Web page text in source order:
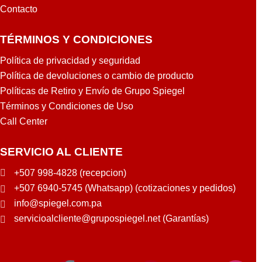
Contacto
TÉRMINOS Y CONDICIONES
Política de privacidad y seguridad
Política de devoluciones o cambio de producto
Políticas de Retiro y Envío de Grupo Spiegel
Términos y Condiciones de Uso
Call Center
SERVICIO AL CLIENTE
+507 998-4828 (recepcion)
+507 6940-5745 (Whatsapp) (cotizaciones y pedidos)
info@spiegel.com.pa
servicioalcliente@grupospiegel.net (Garantías)